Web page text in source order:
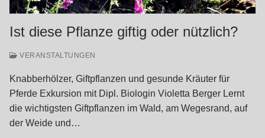
Ist diese Pflanze giftig oder nützlich?
VERANSTALTUNGEN
Knabberhölzer, Giftpflanzen und gesunde Kräuter für
Pferde Exkursion mit Dipl. Biologin Violetta Berger Lernt
die wichtigsten Giftpflanzen im Wald, am Wegesrand, auf
der Weide und…